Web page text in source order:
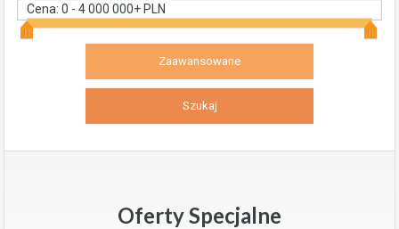
Cena: 0 - 4 000 000+ PLN
Oferty Specjalne